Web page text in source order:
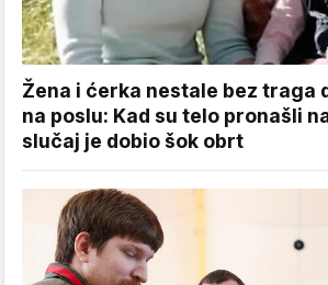
Žena i ćerka nestale bez traga
na poslu: Kad su telo pronašli
slučaj je dobio šok obrt